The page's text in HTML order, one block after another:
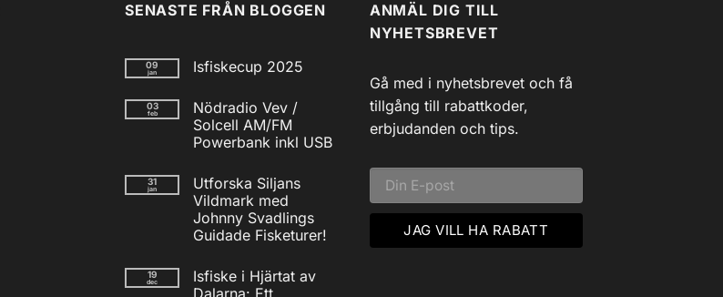
SENASTE FRÅN BLOGGEN
09
jan Isfiskecup 2025
till
Isfiskecup
2025
03
feb
Nödradio Vev /
Solcell AM/FM
Powerbank inkl USB
till
Nödradio
Vev
/
Solcell
AM/FM
USB
31
jan
Utforska Siljans
Vildmark med
Johnny Svadlings
Guidade Fisketurer!
till
Utforska
19
dec
Isfiske i Hjärtat av
Dalarna: Ett
ANMÄL DIG TILL
NYHETSBREVET
Gå med i nyhetsbrevet och få
tillgång till rabattkoder,
erbjudanden och tips.